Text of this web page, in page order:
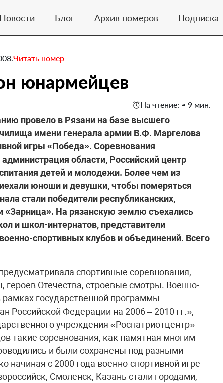
Новости Блог Архив номеров Подписка
Читать номер
юнармейцев
На чтение: ≈ 9 мин.
провело в Рязани на базе высшего
имени генерала армии В.Ф. Маргелова
игры «Победа». Соревнования
области, Российский центр
детей и молодежи. Более чем из
юноши и девушки, чтобы померяться
стали победители республиканских,
«Зарница». На рязанскую землю съехались
и школ-интернатов, представители
спортивных клубов и объединений. Всего
спортивные соревнования,
Отечества, строевые смотры. Военно-
государственной программы
Российской Федерации на 2006 – 2010 гг.»,
учреждения «Роспатриотцентр»
такие соревнования, как памятная многим
и были сохранены под разными
начиная с 2000 года военно-спортивной игре
Смоленск, Казань стали городами,